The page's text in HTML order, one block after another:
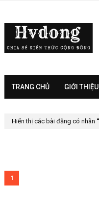
TRANG CHỦ GIỚI THIỆU
Hiển thị các bài đăng có nhãn
1